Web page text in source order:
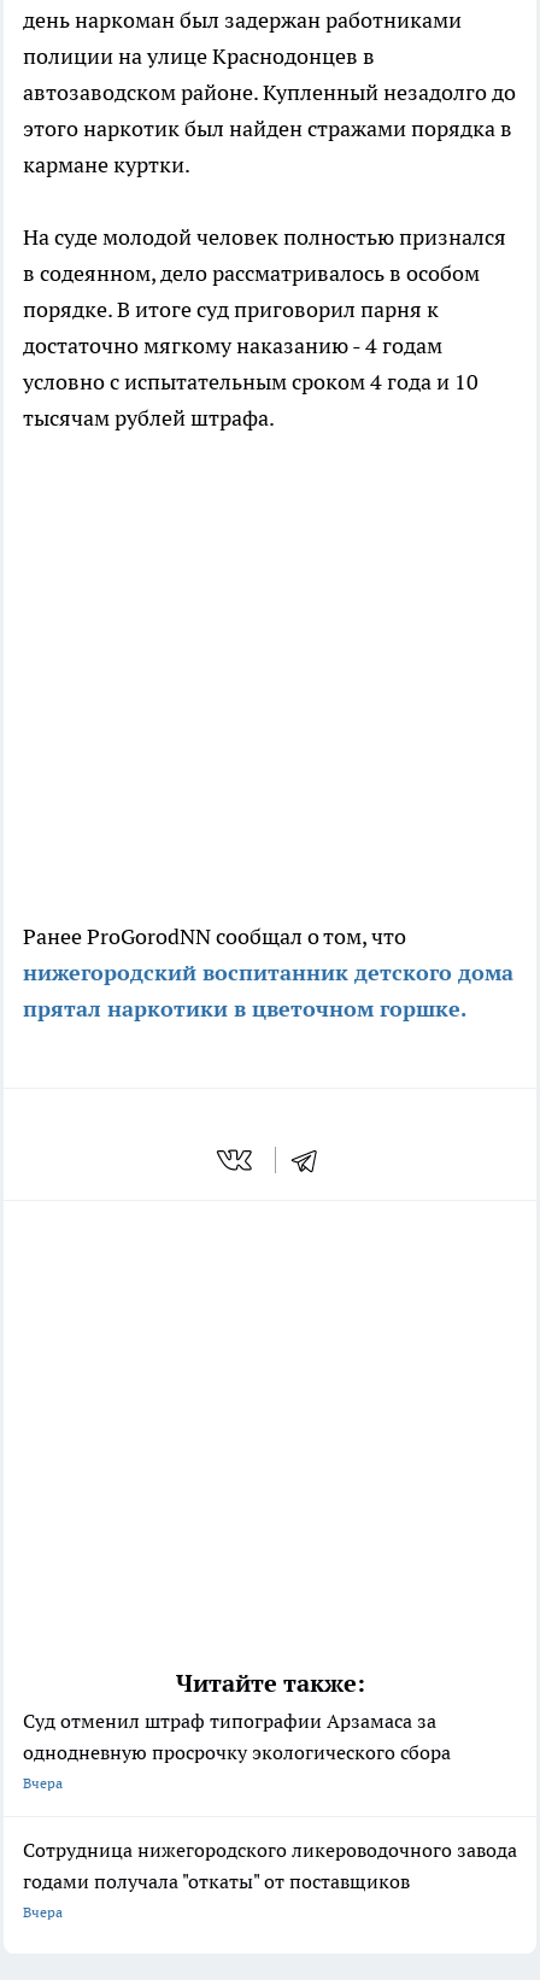
день наркоман был задержан работниками
полиции на улице Краснодонцев в
автозаводском районе. Купленный незадолго до
этого наркотик был найден стражами порядка в
кармане куртки.
На суде молодой человек полностью признался
в содеянном, дело рассматривалось в особом
порядке. В итоге суд приговорил парня к
достаточно мягкому наказанию - 4 годам
условно с испытательным сроком 4 года и 10
тысячам рублей штрафа.
Ранее ProGorodNN сообщал о том, что
нижегородский воспитанник детского дома
прятал наркотики в цветочном горшке.
Читайте также:
Суд отменил штраф типографии Арзамаса за
однодневную просрочку экологического сбора
Вчера
Сотрудница нижегородского ликероводочного завода
годами получала "откаты" от поставщиков
Вчера